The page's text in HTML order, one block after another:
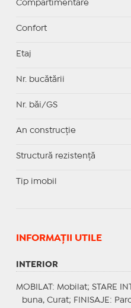
Compartimentare
Confort
Etaj
Nr. bucătării
Nr. băi/GS
An construcție
Structură rezistență
Tip imobil
INFORMAŢII UTILE
INTERIOR
MOBILAT : Mobilat; STARE
buna, Curat; FINISAJE :